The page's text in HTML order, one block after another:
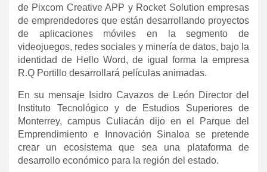
de Pixcom Creative APP y Rocket Solution empresas
de emprendedores que están desarrollando proyectos
de aplicaciones móviles en la segmento de
videojuegos, redes sociales y minería de datos, bajo la
identidad de Hello Word, de igual forma la empresa
R.Q Portillo desarrollará películas animadas.
En su mensaje Isidro Cavazos de León Director del
Instituto Tecnológico y de Estudios Superiores de
Monterrey, campus Culiacán dijo en el Parque del
Emprendimiento e Innovación Sinaloa se pretende
crear un ecosistema que sea una plataforma de
desarrollo económico para la región del estado.